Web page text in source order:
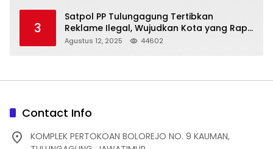
3
Satpol PP Tulungagung Tertibkan
Reklame Ilegal, Wujudkan Kota yang Rapi
dan Indah
Agustus 12, 2025 44602
Contact Info
KOMPLEK PERTOKOAN BOLOREJO NO. 9 KAUMAN,